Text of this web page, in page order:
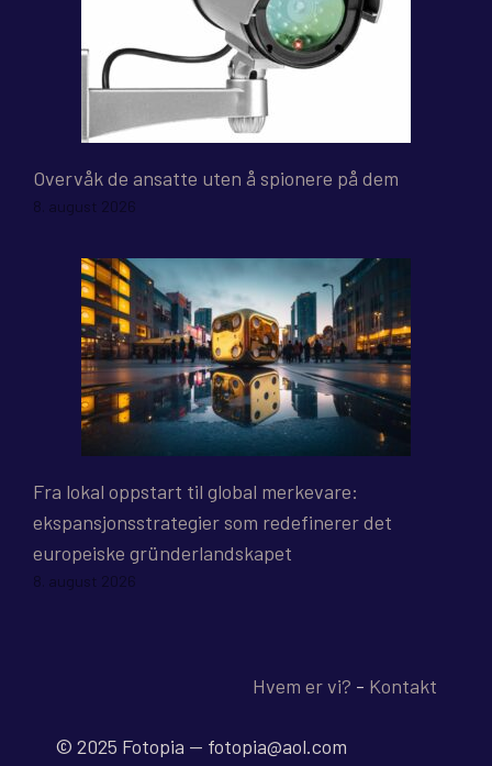
Overvåk de ansatte uten å spionere på dem
8. august 2026
Fra lokal oppstart til global merkevare:
ekspansjonsstrategier som redefinerer det
europeiske gründerlandskapet
8. august 2026
Hvem er vi? - Kontakt
© 2025 Fotopia -- fotopia@aol.com